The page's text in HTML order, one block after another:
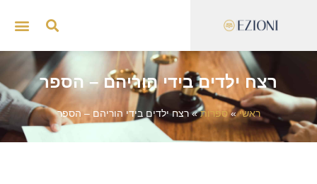
רצח ילדים בידי הוריהם – הספר
ראשי»ספרות»רצח ילדים בידי הוריהם – הספר